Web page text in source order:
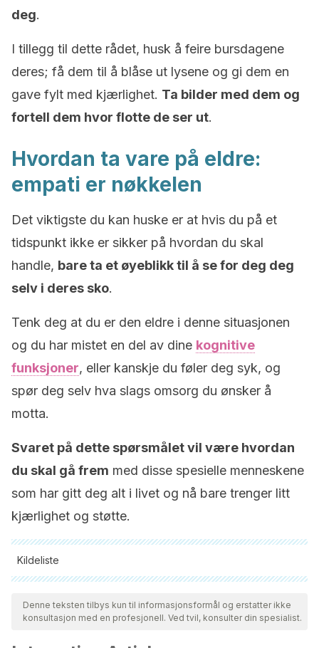
deg.
I tillegg til dette rådet, husk å feire bursdagene
deres; få dem til å blåse ut lysene og gi dem en
gave fylt med kjærlighet. Ta bilder med dem og
fortell dem hvor flotte de ser ut.
Hvordan ta vare på eldre:
empati er nøkkelen
Det viktigste du kan huske er at hvis du på et
tidspunkt ikke er sikker på hvordan du skal
handle, bare ta et øyeblikk til å se for deg deg
selv i deres sko.
Tenk deg at du er den eldre i denne situasjonen
og du har mistet en del av dine kognitive
funksjoner, eller kanskje du føler deg syk, og
spør deg selv hva slags omsorg du ønsker å
motta.
Svaret på dette spørsmålet vil være hvordan
du skal gå frem med disse spesielle menneskene
som har gitt deg alt i livet og nå bare trenger litt
kjærlighet og støtte.
Kildeliste
Alle siterte kilder ble grundig gjennomgått av teamet vårt for å
sikre deres kvalitet, pålitelighet, aktualitet og validitet.
Bibliografien i denne artikkelen ble betraktet som pålitelig og
Denne teksten tilbys kun til informasjonsformål og erstatter ikke
konsultasjon med en profesjonell. Ved tvil, konsulter din spesialist.